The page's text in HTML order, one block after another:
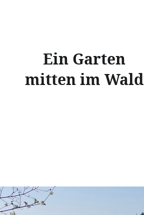
Ein Garten
mitten im Wald